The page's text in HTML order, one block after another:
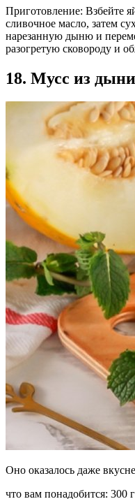
Приготовление: Взбейте
сливочное масло, затем
нарезанную дыню и
разогретую сковороду и
18. Мусс из
Оно оказалось даже
что вам понадобится: 300